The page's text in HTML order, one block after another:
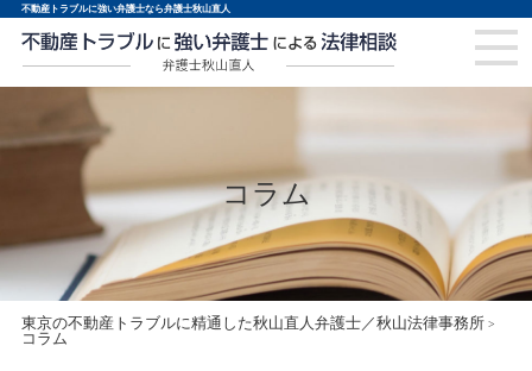
不動産トラブルに強い弁護士なら弁護士秋山直人
コラム
東京の不動産トラブルに精通した秋山直人弁護士／秋山法律事務所>
コラム